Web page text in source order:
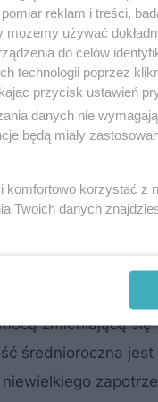
przez ponad
niskiej
warunków do
zmieniającą się
średnioroczna jest
reklam i treści,
możemy używać
do celów
technologii poprzez
przycisk ustawień
danych nie
będą miały
komfortowo korzystać z
Twoich danych